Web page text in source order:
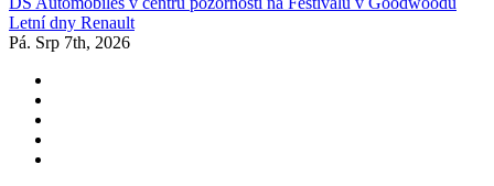
Letní dny Renault
Pá. Srp 7th, 2026